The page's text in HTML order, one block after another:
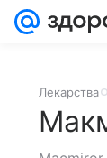
Лекарства